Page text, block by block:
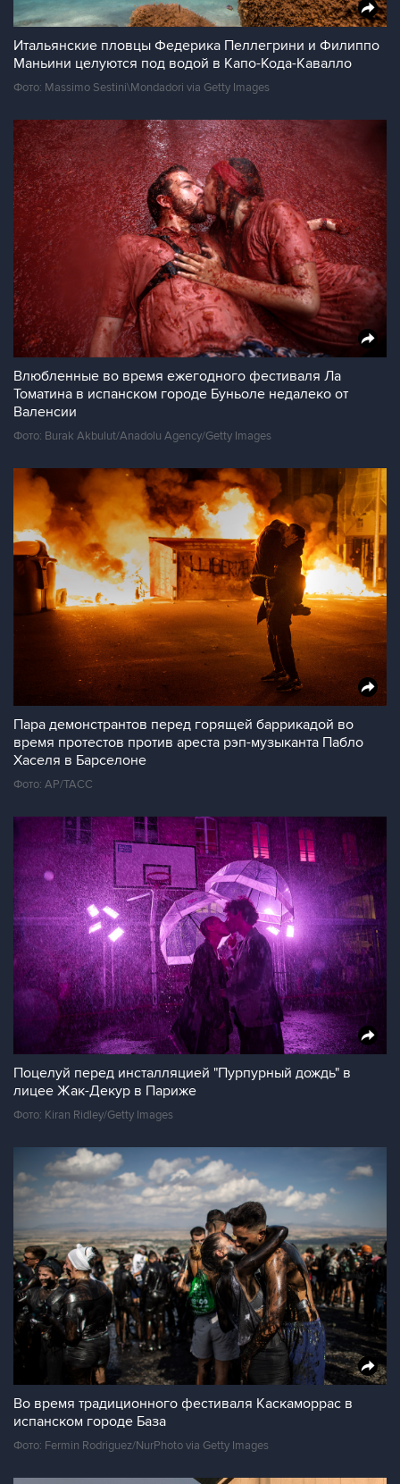
Итальянские пловцы Федерика Пеллегрини и Филиппо
Маньини целуются под водой в Капо-Кода-Кавалло
Фото: Massimo Sestini\Mondadori via Getty Images
Влюбленные во время ежегодного фестиваля Ла
Томатина в испанском городе Буньоле недалеко от
Валенсии
Фото: Burak Akbulut/Anadolu Agency/Getty Images
Пара демонстрантов перед горящей баррикадой во
время протестов против ареста рэп-музыканта Пабло
Хаселя в Барселоне
Фото: AP/ТАСС
Поцелуй перед инсталляцией "Пурпурный дождь" в
лицее Жак-Декур в Париже
Фото: Kiran Ridley/Getty Images
Во время традиционного фестиваля Каскаморрас в
испанском городе База
Фото: Fermin Rodriguez/NurPhoto via Getty Images